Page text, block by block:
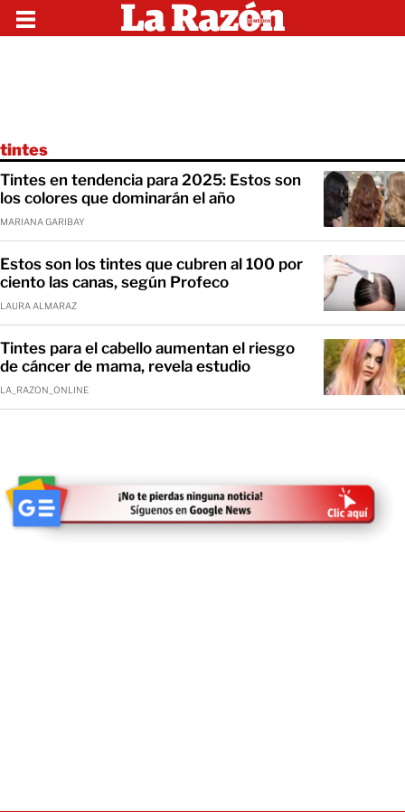
tintes
Tintes en tendencia para 2025: Estos son
los colores que dominarán el año
MARIANA GARIBAY
Estos son los tintes que cubren al 100 por
ciento las canas, según Profeco
LAURA ALMARAZ
Tintes para el cabello aumentan el riesgo
de cáncer de mama, revela estudio
LA_RAZON_ONLINE